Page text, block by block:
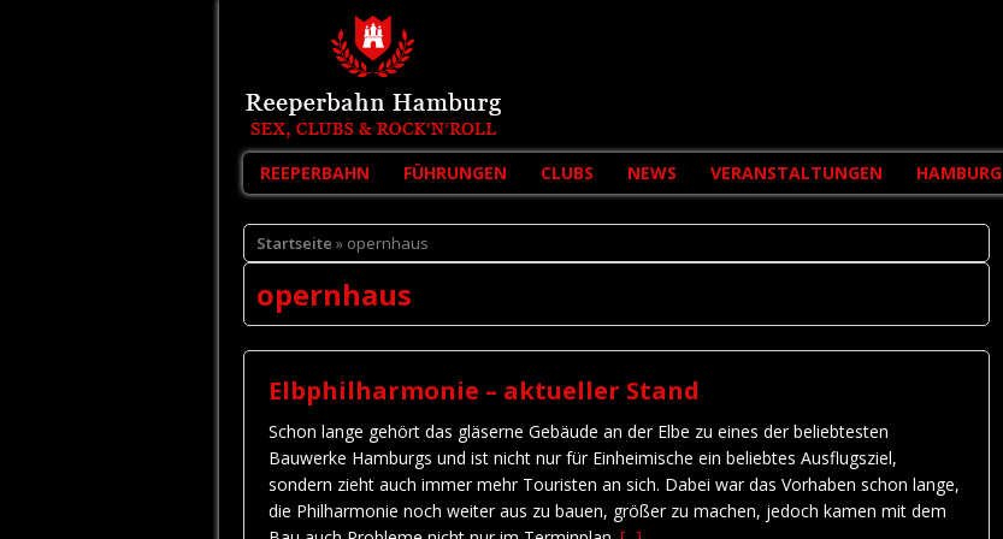
REEPERBAHN FÜHRUNGEN CLUBS NEWS VERANSTALTUNGEN HAMBURG
Startseite » opernhaus
opernhaus
Elbphilharmonie – aktueller Stand
Schon lange gehört das gläserne Gebäude an der Elbe zu eines der beliebtesten
Bauwerke Hamburgs und ist nicht nur für Einheimische ein beliebtes Ausflugsziel,
sondern zieht auch immer mehr Touristen an sich. Dabei war das Vorhaben schon lange,
die Philharmonie noch weiter aus zu bauen, größer zu machen, jedoch kamen mit dem